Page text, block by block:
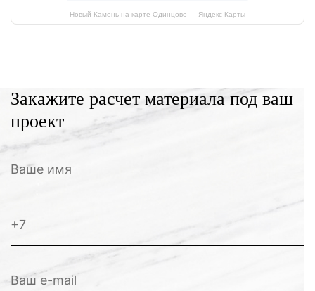
Новый Камень на карте Одинцово — Яндекс Карты
Закажите расчет материала под ваш
проект